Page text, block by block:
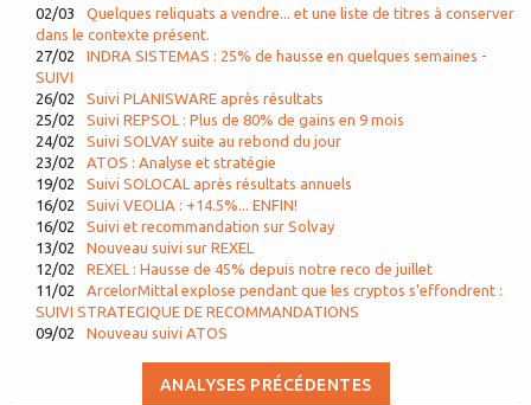
02/03
Quelques reliquats a vendre... et une liste de titres à conserver
dans le contexte présent.
27/02
INDRA SISTEMAS : 25% de hausse en quelques semaines -
SUIVI
26/02
Suivi PLANISWARE après résultats
25/02
Suivi REPSOL : Plus de 80% de gains en 9 mois
24/02
Suivi SOLVAY suite au rebond du jour
23/02
ATOS : Analyse et stratégie
19/02
Suivi SOLOCAL après résultats annuels
16/02
Suivi VEOLIA : +14.5%... ENFIN!
16/02
Suivi et recommandation sur Solvay
13/02
Nouveau suivi sur REXEL
12/02
REXEL : Hausse de 45% depuis notre reco de juillet
11/02
ArcelorMittal explose pendant que les cryptos s'effondrent :
SUIVI STRATEGIQUE DE RECOMMANDATIONS
09/02
Nouveau suivi ATOS
ANALYSES PRÉCÉDENTES